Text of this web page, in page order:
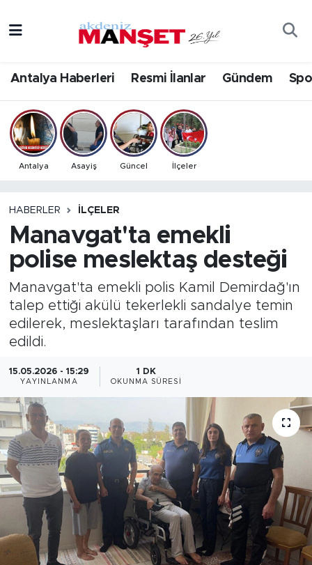
Antalya Haberleri Resmi İlanlar Gündem
Antalya Asayiş Güncel İlçeler
HABERLER İLÇELER
Manavgat'ta emekli
polise meslektaş desteği
Manavgat'ta emekli polis Kamil Demirdağ'ın
talep ettiği akülü tekerlekli sandalye temin
edilerek, meslektaşları tarafından teslim
edildi.
15.05.2026 - 15:29
YAYINLANMA
1 DK
OKUNMA SÜRESI
Bilim & Teknoloji
Eğitim
Ekonomi
Gündem
İlçeler
Kültür- Sanat
Magazin
Özel Haber
Politika
Resmi İlanlar
Sağlık
Spor
Turizm
Antalya Hava Durumu
Antalya Namaz Vakitleri
Antalya Trafik Yoğunluk Haritası
Tüm Manşetler
Son Dakika Haberleri
Haber Arşivi